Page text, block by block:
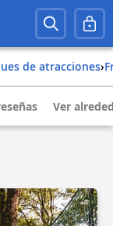
de atracciones›
Ver